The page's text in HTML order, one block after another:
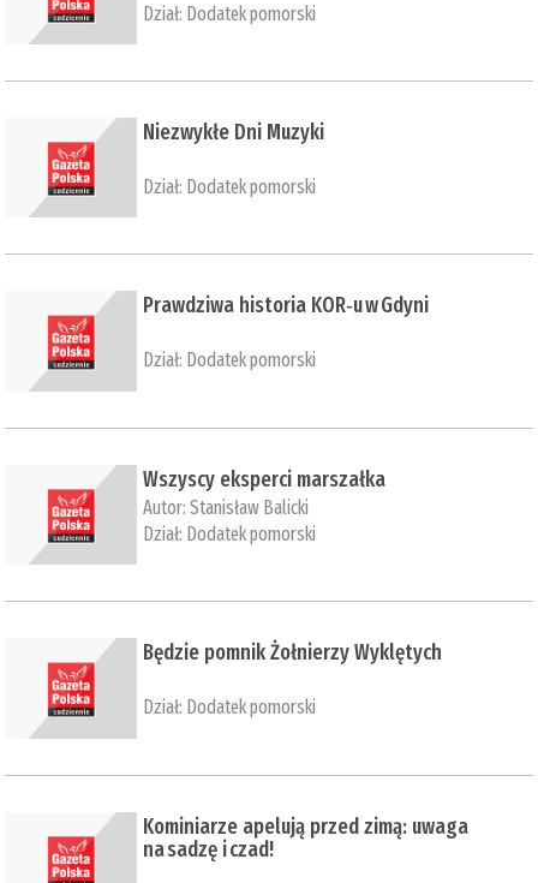
Dział: Dodatek pomorski
Niezwykłe Dni Muzyki
Dział: Dodatek pomorski
Prawdziwa historia KOR‑u w Gdyni
Dział: Dodatek pomorski
Wszyscy eksperci marszałka
Autor:Stanisław Balicki
Dział: Dodatek pomorski
Będzie pomnik Żołnierzy Wyklętych
Dział: Dodatek pomorski
Kominiarze apelują przed zimą: uwaga
na sadzę i czad!